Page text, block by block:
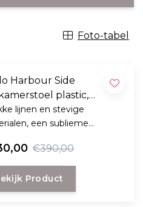
Foto-tabel
Harbour Side
plastic,
poten
lijnen en stevige
een sublieme
met al deze
in gedachten om de
veelzijdige,
fauteuil voor elke
€390,00
Product